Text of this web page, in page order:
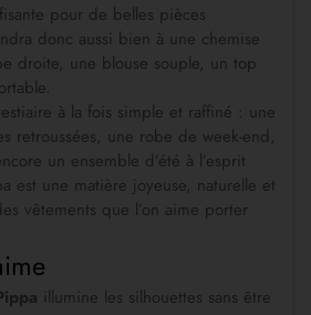
pour de belles pièces
donc aussi bien à une chemise
droite, une blouse souple, un top
à la fois simple et raffiné : une
retroussées, une robe de week-end,
un ensemble d’été à l’esprit
est une matière joyeuse, naturelle et
vêtements que l’on aime porter
illumine les silhouettes sans être